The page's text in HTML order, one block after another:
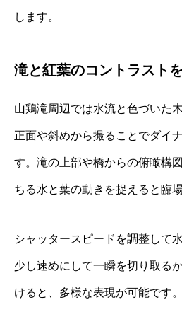
します。
滝と紅葉のコントラスト
山鶏滝周辺では水流と色づいた
正面や斜めから撮ることでダイ
す。滝の上部や橋からの俯瞰構
ちる水と葉の動きを捉えると臨
シャッタースピードを調整して
少し速めにして一瞬を切り取る
けると、多様な表現が可能です。